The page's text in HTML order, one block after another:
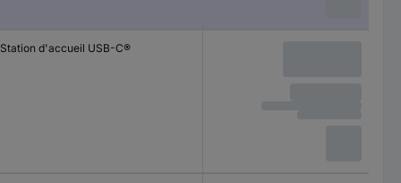
Station d'accueil USB-C®